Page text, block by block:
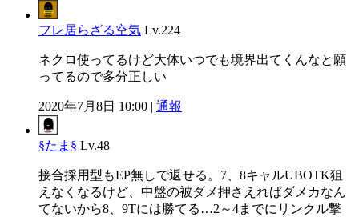
フレ居らざる空気 Lv.224
ネクロ使ってるけど大体いつでも境界出てくんなと願
ってるので多分正しい
2020年7月8日 10:00 | 通報
§たま§ Lv.48
接合採用型もEP無しで返せる。7、8キャルUBOTK狙
えなくなるけど、中盤の被ダメ押さえればダメカなん
てないから8、9Tには勝てる…2～4までにリンクル撃